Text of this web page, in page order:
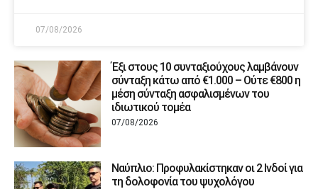
07/08/2026
Έξι στους 10 συνταξιούχους λαμβάνουν
σύνταξη κάτω από €1.000 – Ούτε €800 η
μέση σύνταξη ασφαλισμένων του
ιδιωτικού τομέα
07/08/2026
Ναύπλιο: Προφυλακίστηκαν οι 2 Ινδοί για
τη δολοφονία του ψυχολόγου